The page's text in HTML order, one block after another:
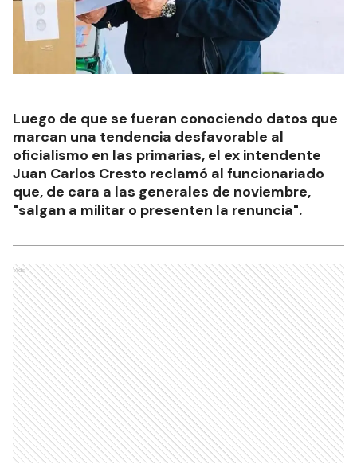
Luego de que se fueran conociendo datos que
marcan una tendencia desfavorable al
oficialismo en las primarias, el ex intendente
Juan Carlos Cresto reclamó al funcionariado
que, de cara a las generales de noviembre,
"salgan a militar o presenten la renuncia".
Ads